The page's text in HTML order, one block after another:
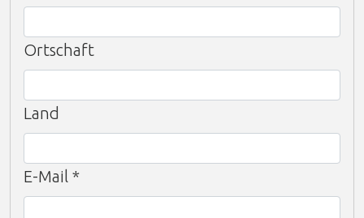
Ortschaft
Land
E-Mail *